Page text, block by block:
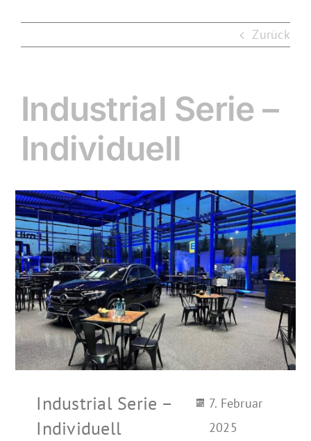
Zurück
Industrial Serie –
Individuell
Industrial Serie –
Individuell
7. Februar
2025